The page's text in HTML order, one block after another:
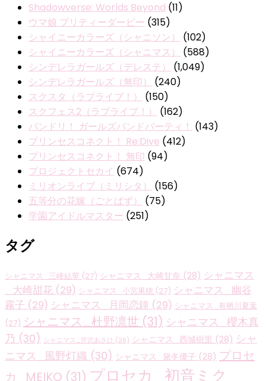
Shadowverse: Worlds Beyond (11)
ウマ娘 プリティーダービー (315)
シャイニーカラーズ（シャニソン）
(102)
シャイニーカラーズ（シャニマス）
(588)
シンデレラガールズ（デレステ）
(1,049)
シンデレラガールズ（無印）
(240)
スクスタ（ラブライブ！）
(150)
スクフェス2（ラブライブ！）
(162)
バンドリ！ ガールズバンドパーティ！ (143)
プリンセスコネクト！ Re:Dive (412)
プリンセスコネクト！ 無印 (94)
プロジェクトセカイ (674)
ミリオンライブ（ミリシタ）
(156)
五等分の花嫁（ごとぱず）
(75)
学園アイドルマスター (251)
タグ
シャニマス_三峰結華 (27) シャニマス_大崎甘奈 (28) シャニマス
_大崎甜花 (29) シャニマス_小宮果穂 (27) シャニマス_幽谷
霧子 (29) シャニマス_月岡恋鐘 (29) シャニマス_有栖川夏葉
(27) シャニマス_杜野凛世 (31) シャニマス_櫻木真
乃 (30) シャニマス_芹沢あさひ (26) シャニマス_西城樹里 (28) シャ
ニマス_風野灯織 (30) シャニマス_黛冬優子 (28) プロセ
カ_MEIKO (31) プロセカ_初音ミク